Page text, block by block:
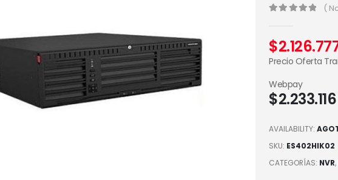
(
$
Precio Oferta
$2.233.116
Webpay
AVAILABILITY:
SKU: ES402HIK02
CATEGORÍAS: NVR,